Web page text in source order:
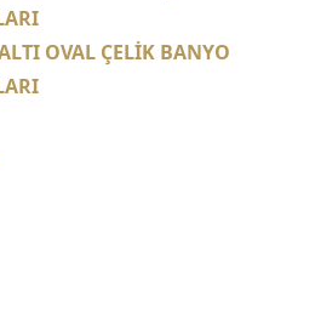
OVAL ÇELİK BANYO